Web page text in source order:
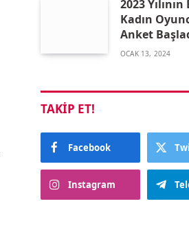
2023
Kadın
Anket
OCAK 13, 2024
TAKIP ET!
Facebook
Instagram